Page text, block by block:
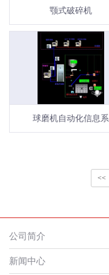
颚式破碎机
球磨机自动化信息
<<
公司简介
新闻中心